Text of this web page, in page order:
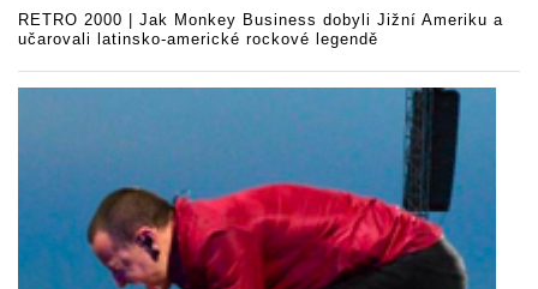
RETRO 2000 | Jak Monkey Business dobyli Jižní Ameriku a
učarovali latinsko-americké rockové legendě